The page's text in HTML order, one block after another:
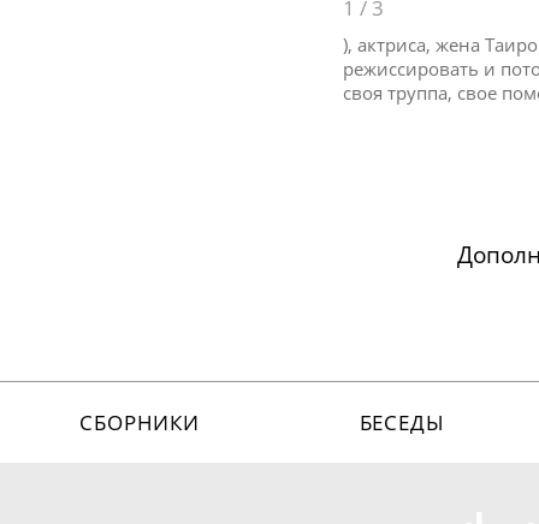
1 / 3
), актриса, жена
режиссировать и
своя труппа, свое
СБОРНИКИ БЕСЕДЫ